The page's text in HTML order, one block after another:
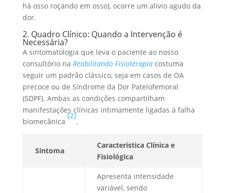
há osso roçando em osso), ocorre um alívio agudo da
dor.
2. Quadro Clínico: Quando a Intervenção é
Necessária?
A sintomatologia que leva o paciente ao nosso
consultório na Reabilitando Fisioterapiacostuma
seguir um padrão clássico, seja em casos de OA
precoce ou de Síndrome da Dor Patelofemoral
(SDPF). Ambas as condições compartilham
manifestações clínicas intimamente ligadas à falha
biomecânica
[2]
.
Sintoma
Característica Clínica e
Fisiológica
Apresenta intensidade
variável, sendo